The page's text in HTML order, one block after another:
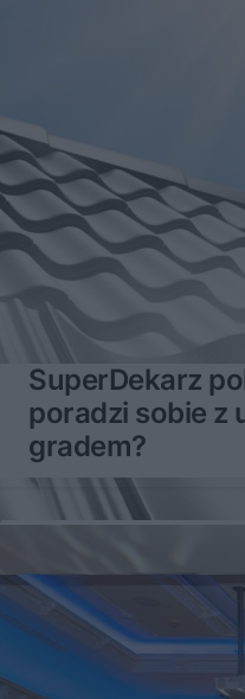
SuperDekarz
poradzi sobie z
gradem?